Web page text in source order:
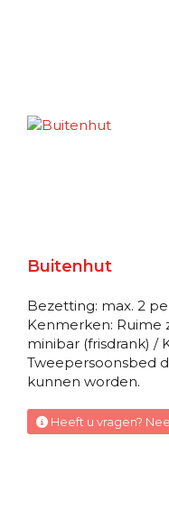
Buitenhut
Bezetting: max. 2
Kenmerken: Ruime
minibar (frisdrank) /
Tweepersoonsbed
kunnen worden.
Heeft u vragen?